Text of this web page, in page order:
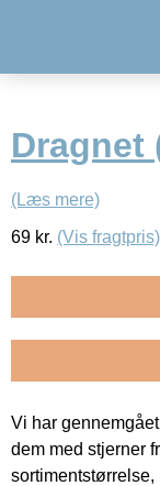
Dragnet
(Læs mere)
69 kr. (Vis fragtpris)
Vi har
dem med stjerner